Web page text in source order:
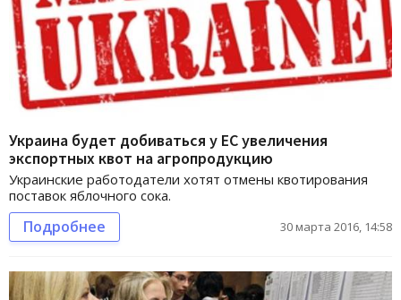
Украина будет добиваться у ЕС увеличения
экспортных квот на агропродукцию
Украинские работодатели хотят отмены квотирования
поставок яблочного сока.
Подробнее 30 марта 2016, 14:58